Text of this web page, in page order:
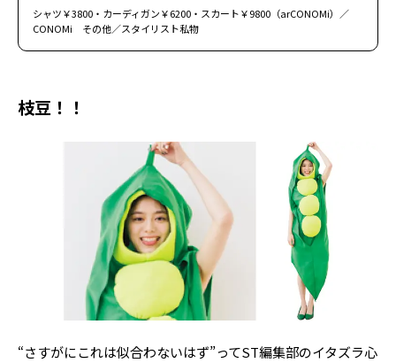
シャツ￥3800・カーディガン￥6200・スカート￥9800（arCONOMi）／
CONOMi その他／スタイリスト私物
枝豆！！
“さすがにこれは似合わないはず”ってST編集部のイタズラ心